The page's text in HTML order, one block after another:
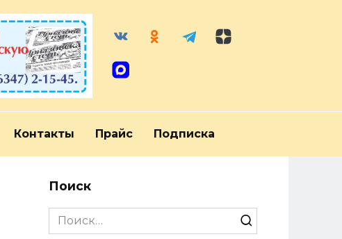
Контакты Прайс Подписка
Поиск
Search
for: